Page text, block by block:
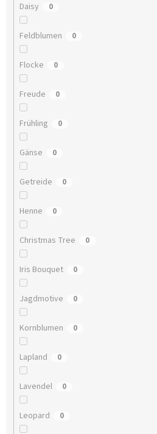
Daisy 0
Feldblumen 0
Flocke 0
Freude 0
Frühling 0
Gänse 0
Getreide 0
Henne 0
Christmas Tree 0
Iris Bouquet 0
Jagdmotive 0
Kornblumen 0
Lapland 0
Lavendel 0
Leopard 0